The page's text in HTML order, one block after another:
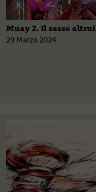
Muay 2. Il sesso altrui
29 Marzo 2024